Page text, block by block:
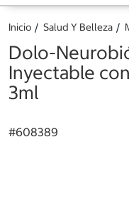
Inicio Salud Y Belleza
Dolo-
Inyectable
3ml
#608389